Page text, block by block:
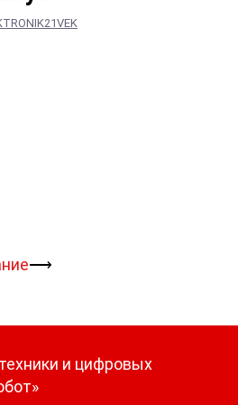
⟶
и цифровых